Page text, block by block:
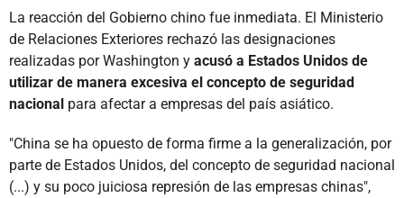
La reacción del Gobierno chino fue inmediata. El Ministerio
de Relaciones Exteriores rechazó las designaciones
realizadas por Washington y acusó a Estados Unidos de
utilizar de manera excesiva el concepto de seguridad
nacional para afectar a empresas del país asiático.
"China se ha opuesto de forma firme a la generalización, por
parte de Estados Unidos, del concepto de seguridad nacional
(...) y su poco juiciosa represión de las empresas chinas",